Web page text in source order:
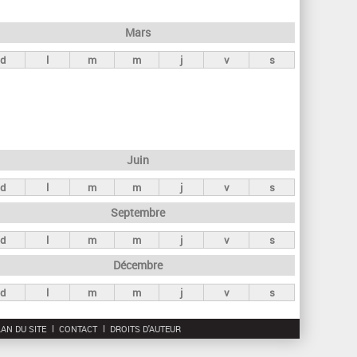
r
c
Mars
d l m m j v s
Juin
d l m m j v s
Septembre
d l m m j v s
Décembre
d l m m j v s
DU SITE CONTACT DROITS D'AUTEUR